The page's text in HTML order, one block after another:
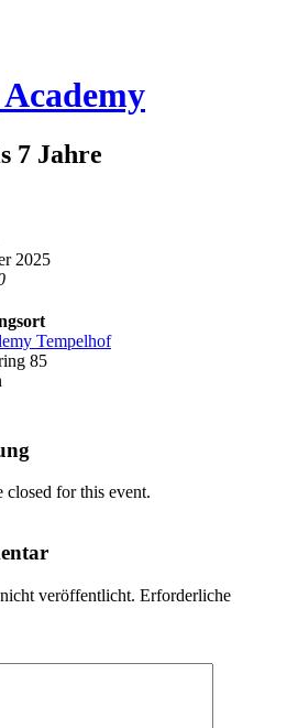
7 Jahre
2025
Tempelhof
85
closed for this event.
veröffentlicht. Erforderliche